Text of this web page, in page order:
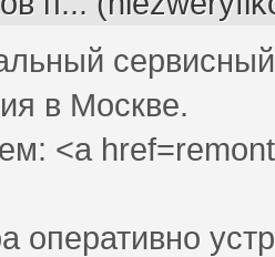
в Москве.
<a
оперативно